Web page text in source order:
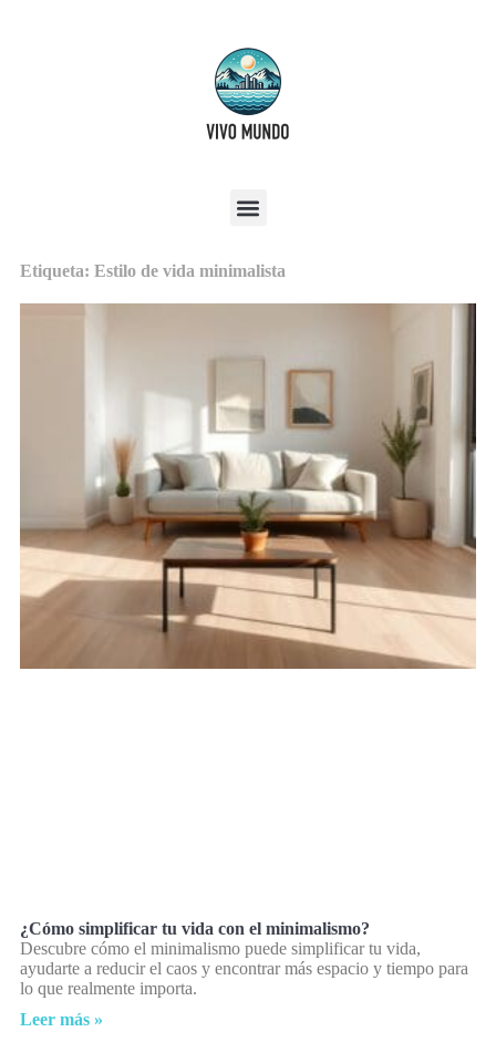
Etiqueta: Estilo de vida minimalista
¿Cómo simplificar tu vida con el minimalismo?
Descubre cómo el minimalismo puede simplificar tu vida,
ayudarte a reducir el caos y encontrar más espacio y tiempo para
lo que realmente importa.
Leer más »